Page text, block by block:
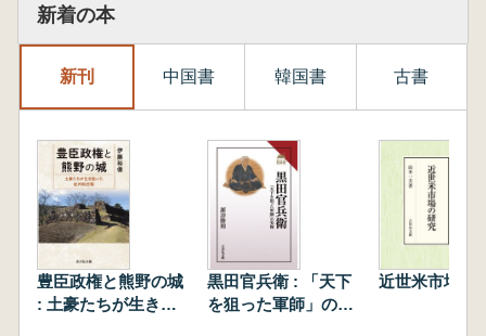
新着の本
新刊 中国書 韓国書 古書
豊臣政権と熊野の城
: 土豪たちが生き抜
黒田官兵衛 : 「天下
を狙った軍師」の実
近世米市場の